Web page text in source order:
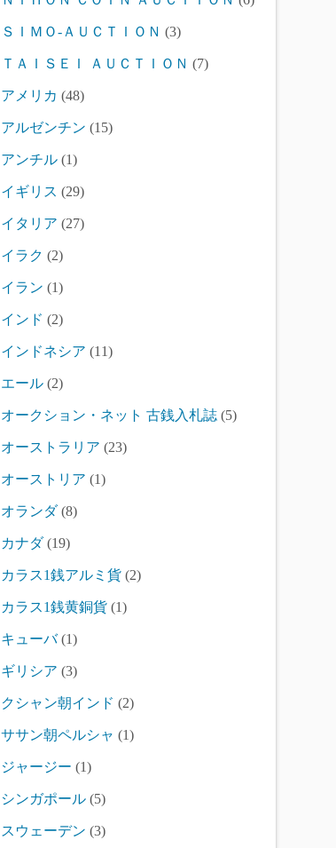
ＳＩＭＯ-ＡＵＣＴＩＯＮ (3)
ＴＡＩＳＥＩ ＡＵＣＴＩＯＮ (7)
アメリカ (48)
アルゼンチン (15)
アンチル (1)
イギリス (29)
イタリア (27)
イラク (2)
イラン (1)
インド (2)
インドネシア (11)
エール (2)
オークション・ネット 古銭入札誌 (5)
オーストラリア (23)
オーストリア (1)
オランダ(8)
カナダ(19)
カラス1銭アルミ貨 (2)
カラス1銭黄銅貨 (1)
キューバ(1)
ギリシア (3)
クシャン朝インド (2)
ササン朝ペルシャ (1)
ジャージー (1)
シンガポール (5)
スウェーデン (3)